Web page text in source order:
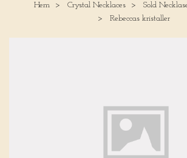
Hem Crystal Necklaces
Sold
Rebeccas kristaller